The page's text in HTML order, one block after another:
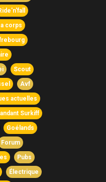
corps
Scout
Avf
actuelles
Surkiff
Goélands
Forum
Pubs
Électrique